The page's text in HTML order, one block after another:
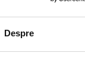
Despre